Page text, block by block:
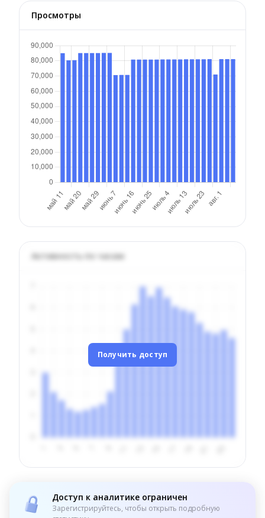
Просмотры
Активность по часам
Получить доступ
Доступ к аналитике ограничен
Зарегистрируйтесь, чтобы открыть подробную